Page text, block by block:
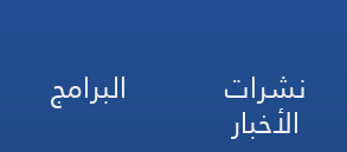
نشرات
الأخبار
البرامج